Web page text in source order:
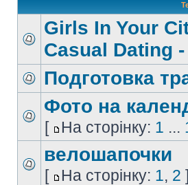
Girls In Your
Casual Dating
Подготовка
Фото на
[ На сторінку: 1 ...
велошапочки
[ На сторінку: 1, 2 ]